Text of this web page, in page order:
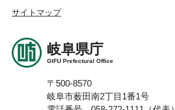
サイトマップ
岐阜県庁
GIFU Prefectural Office
〒500-8570
岐阜市薮田南2丁目1番1号